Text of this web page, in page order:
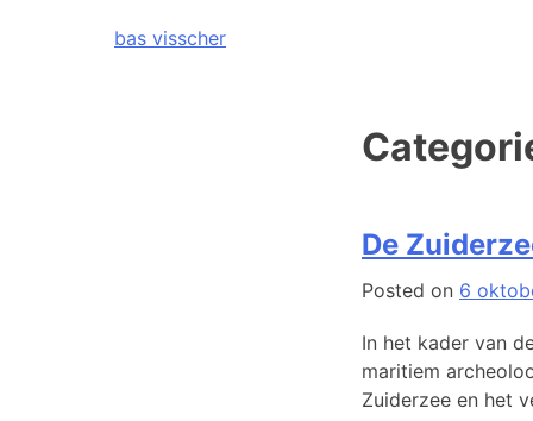
bas visscher
De
Posted on 6
In het kader van
maritiem
Zuiderzee en het